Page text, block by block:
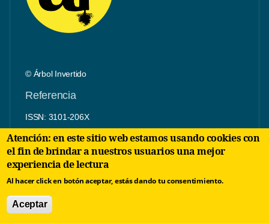
© Árbol Invertido
Referencia
ISSN: 3101-206X
Director: Francis Sánchez
Atención: en este sitio web estamos usando cookies con
el fin de brindar a nuestros usuarios una mejor
experiencia de lectura
Al hacer click en botón aceptar, estás dando tu consentimiento.
Aceptar